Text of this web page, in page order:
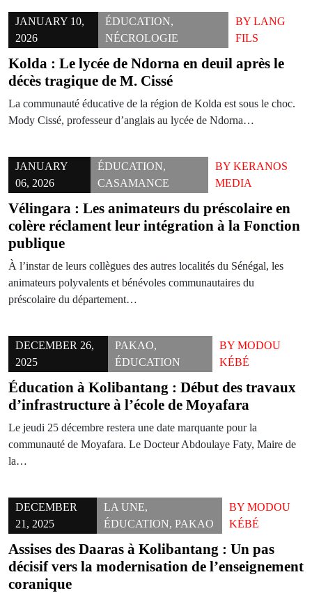
JANUARY 10,
2026
ÉDUCATION,
NÉCROLOGIE
BYLANG
FILS
Kolda : Le lycée de Ndorna en deuil après le
décès tragique de M. Cissé
La communauté éducative de la région de Kolda est sous le choc.
Mody Cissé, professeur d’anglais au lycée de Ndorna…
JANUARY
06, 2026
ÉDUCATION,
CASAMANCE
BYKERANOS
MEDIA
Vélingara : Les animateurs du préscolaire en
colère réclament leur intégration à la Fonction
publique
À l’instar de leurs collègues des autres localités du Sénégal, les
animateurs polyvalents et bénévoles communautaires du
préscolaire du département…
DECEMBER 26,
2025
PAKAO,
ÉDUCATION
BY MODOU
KÉBÉ
Éducation à Kolibantang : Début des travaux
d’infrastructure à l’école de Moyafara
Le jeudi 25 décembre restera une date marquante pour la
communauté de Moyafara. Le Docteur Abdoulaye Faty, Maire de
la…
DECEMBER
21, 2025
LA UNE,
ÉDUCATION, PAKAO
BYMODOU
KÉBÉ
Assises des Daaras à Kolibantang : Un pas
décisif vers la modernisation de l’enseignement
coranique